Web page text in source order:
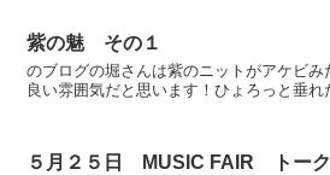
紫の魅 その１
のブログの堀さんは紫のニットがアケビ
良い雰囲気だと思います！ひょろっと垂れ
５月２５日 MUSIC FAIR トーク